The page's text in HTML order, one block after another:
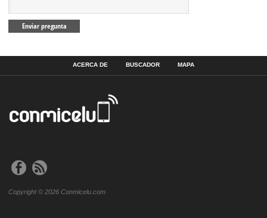
ACERCA DE BUSCADOR MAPA
Copyright © 2026 Conmicelu.com